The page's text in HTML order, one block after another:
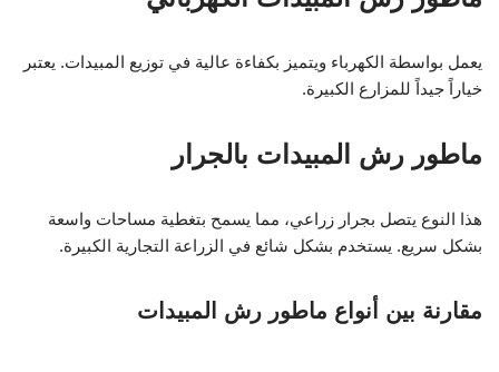
يعمل بواسطة الكهرباء ويتميز بكفاءة عالية في توزيع المبيدات. يعتبر
خياراً جيداً للمزارع الكبيرة.
ماطور رش المبيدات بالجرار
هذا النوع يتصل بجرار زراعي، مما يسمح بتغطية مساحات واسعة
بشكل سريع. يستخدم بشكل شائع في الزراعة التجارية الكبيرة.
مقارنة بين أنواع ماطور رش المبيدات